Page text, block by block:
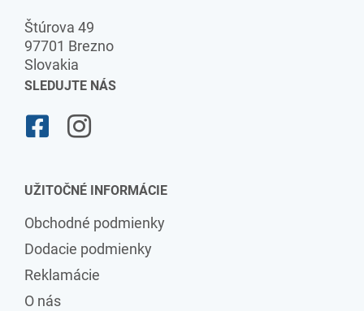
Štúrova 49
97701 Brezno
Slovakia
SLEDUJTE NÁS
UŽITOČNÉ INFORMÁCIE
Obchodné podmienky
Dodacie podmienky
Reklamácie
O nás